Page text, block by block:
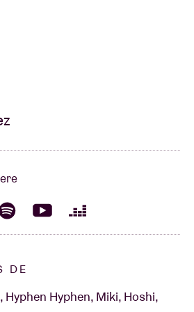
DE
Hyphen, Miki, Hoshi,